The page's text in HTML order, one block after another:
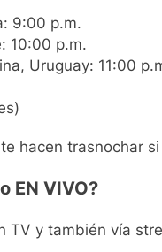
9:00 p.m.
10:00 p.m.
Uruguay: 11:00
hacen trasnochar
EN VIVO?
TV y también vía